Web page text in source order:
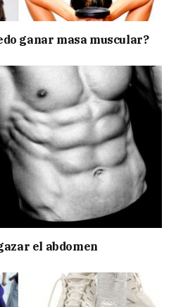
ganar masa muscular?
el abdomen